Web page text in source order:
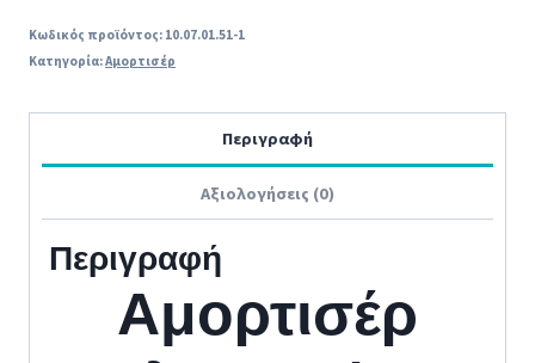
/
PITSOS
1τεμ
Κωδικός προϊόντος: 10.07.01.51-1
Κατηγορία:Αμορτισέρ
Περιγραφή
Αξιολογήσεις (0)
Περιγραφή
Αμορτισέρ